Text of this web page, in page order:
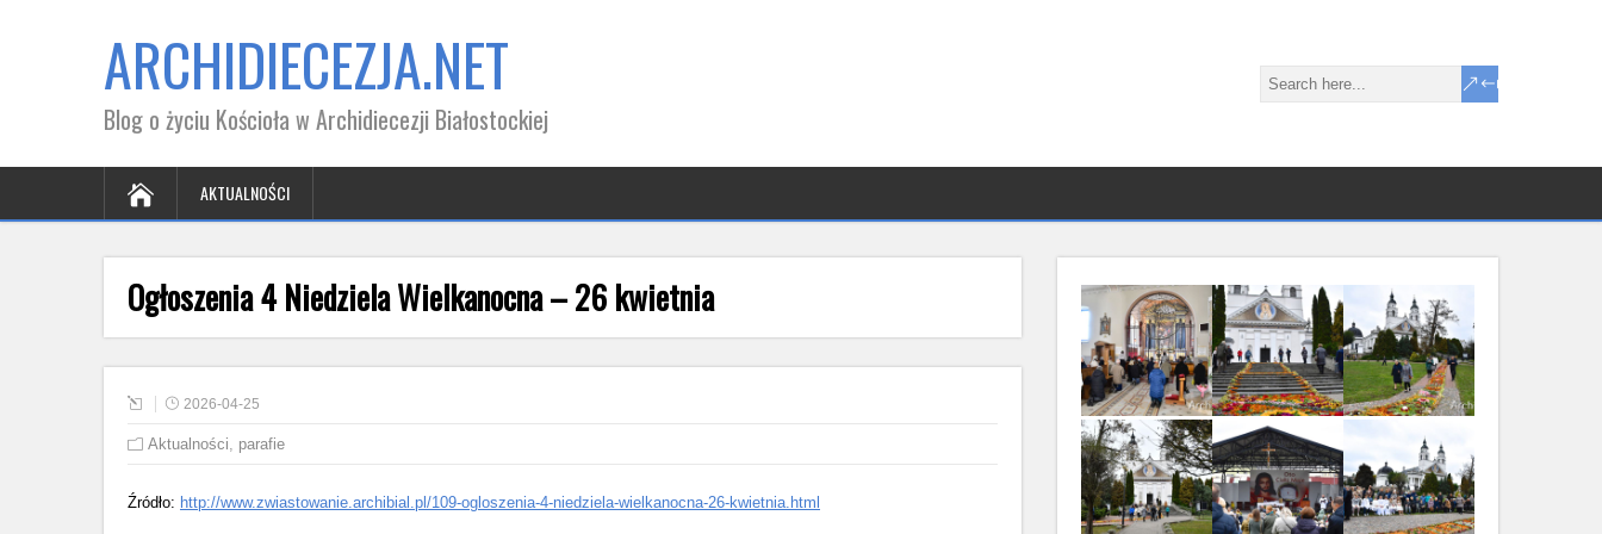
ARCHIDIECEZJA.NET
Blog o życiu Kościoła w Archidiecezji Białostockiej
AKTUALNOŚCI
Ogłoszenia 4 Niedziela Wielkanocna – 26 kwietnia
2026-04-25
Aktualności, parafie
Źródło: http://www.zwiastowanie.archibial.pl/109-ogloszenia-4-niedziela-wielkanocna-26-kwietnia.html